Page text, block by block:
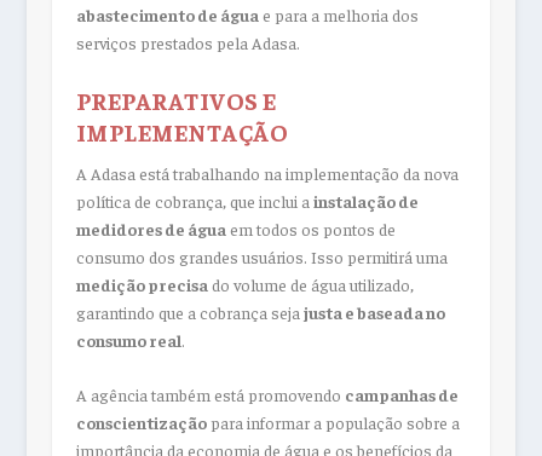
abastecimento de água e para a melhoria dos
serviços prestados pela Adasa.
PREPARATIVOS E
IMPLEMENTAÇÃO
A Adasa está trabalhando na implementação da nova
política de cobrança, que inclui a instalação de
medidores de água em todos os pontos de
consumo dos grandes usuários. Isso permitirá uma
medição precisa do volume de água utilizado,
garantindo que a cobrança seja justa e baseada no
consumo real.
A agência também está promovendo campanhas de
conscientizaçãopara informar a população sobre a
importância da economia de água e os benefícios da